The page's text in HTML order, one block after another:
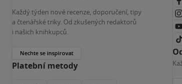
Každý týden nové recenze, doporučení, tipy
a čtenářské triky. Od zkušených redaktorů
i našich knihkupců.
Nechte se inspirovat
Platební metody